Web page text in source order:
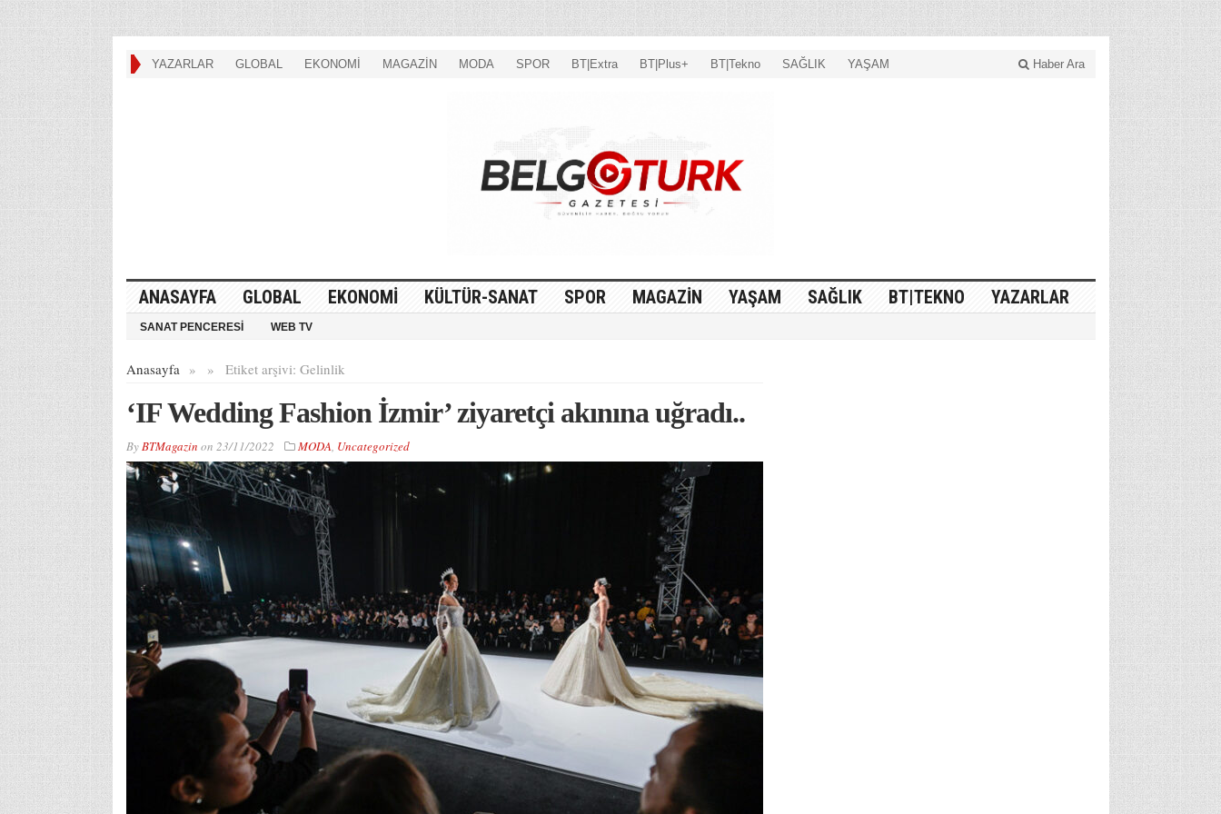
YAZARLAR GLOBAL EKONOMİ MAGAZİN MODA SPOR BT|Extra BT|Plus+ BT|Tekno SAĞLIK YAŞAM Haber Ara
ANASAYFA GLOBAL EKONOMİ KÜLTÜR-SANAT SPOR MAGAZİN YAŞAM SAĞLIK BT|TEKNO YAZARLAR
SANAT PENCERESİ WEB TV
Anasayfa » Etiket arşivi:
» Gelinlik
‘IF Wedding Fashion İzmir’ ziyaretçi akınına uğradı..
ByBTMagazin on 23/11/2022 MODA, Uncategorized